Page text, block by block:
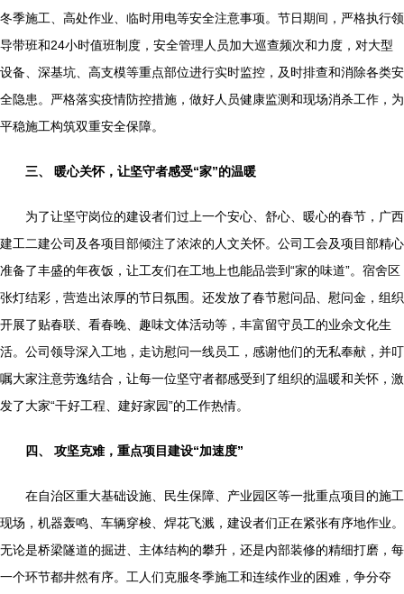
冬季施工、高处作业、临时用电等安全注意事项。节日期间，严格执行领
导带班和24小时值班制度，安全管理人员加大巡查频次和力度，对大型
设备、深基坑、高支模等重点部位进行实时监控，及时排查和消除各类安
全隐患。严格落实疫情防控措施，做好人员健康监测和现场消杀工作，为
平稳施工构筑双重安全保障。
三、 暖心关怀，让坚守者感受“家”的温暖
为了让坚守岗位的建设者们过上一个安心、舒心、暖心的春节，广西
建工二建公司及各项目部倾注了浓浓的人文关怀。公司工会及项目部精心
准备了丰盛的年夜饭，让工友们在工地上也能品尝到“家的味道”。宿舍区
张灯结彩，营造出浓厚的节日氛围。还发放了春节慰问品、慰问金，组织
开展了贴春联、看春晚、趣味文体活动等，丰富留守员工的业余文化生
活。公司领导深入工地，走访慰问一线员工，感谢他们的无私奉献，并叮
嘱大家注意劳逸结合，让每一位坚守者都感受到了组织的温暖和关怀，激
发了大家“干好工程、建好家园”的工作热情。
四、 攻坚克难，重点项目建设“加速度”
在自治区重大基础设施、民生保障、产业园区等一批重点项目的施工
现场，机器轰鸣、车辆穿梭、焊花飞溅，建设者们正在紧张有序地作业。
无论是桥梁隧道的掘进、主体结构的攀升，还是内部装修的精细打磨，每
一个环节都井然有序。工人们克服冬季施工和连续作业的困难，争分夺